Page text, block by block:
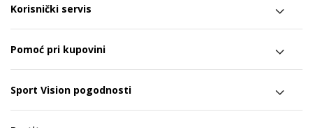
Korisnički servis
Pomoć pri kupovini
Sport Vision pogodnosti